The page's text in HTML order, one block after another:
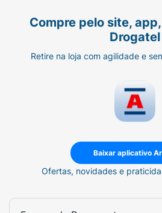
Compre pelo site,
Drogatel
Retire na loja com agilidade e
Baixar aplicativo
Ofertas, novidades e